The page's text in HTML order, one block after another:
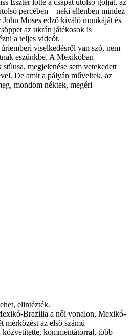
percében – neki ellenben mindez
Moses edző kiváló munkáját és
az ukrán játékosok is
a teljes videót.
viselkedésről van szó, nem
eszünkbe. A Mexikóban
megjelenése sem vetekedett
De amit a pályán műveltek, az
mondom néktek, megéri
elintézték.
Brazilia a női vonalon, Mexikó-
az első számú
közvetítette, kommentátorral, több